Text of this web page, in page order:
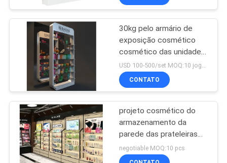
exposição da
farmácia
prateleiras de
exposição
cosméticas
30kg pelo armário de
exposição cosmético
cosmético das unidades
de exposição da camada
com o certificado de
ISO9001/GV
USD 100-500/set MOQ:10 jogos
CONTATO
projeto cosmético do
armazenamento da
parede das prateleiras
de exposição da loja
varejo da espessura de
negotiable MOQ:10 pcs